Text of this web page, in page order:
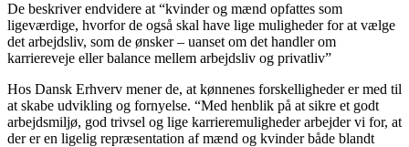
De beskriver endvidere at “kvinder og mænd opfattes som
ligeværdige, hvorfor de også skal have lige muligheder for at vælge
det arbejdsliv, som de ønsker – uanset om det handler om
karriereveje eller balance mellem arbejdsliv og privatliv”
Hos Dansk Erhverv mener de, at kønnenes forskelligheder er med til
at skabe udvikling og fornyelse. “Med henblik på at sikre et godt
arbejdsmiljø, god trivsel og lige karrieremuligheder arbejder vi for, at
der er en ligelig repræsentation af mænd og kvinder både blandt